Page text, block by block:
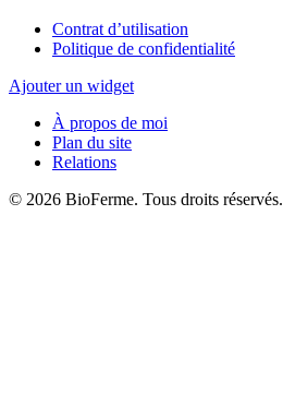
Contrat d’utilisation
Politique de confidentialité
Ajouter un widget
À propos de moi
Plan du site
Relations
© 2026 BioFerme. Tous droits réservés.